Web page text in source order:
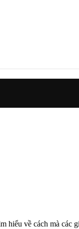
về cách mà các